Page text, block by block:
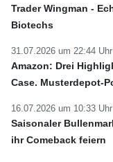
Trader Wingman -
Biotechs
31.07.2026 um 22:44 Uhr
Amazon: Drei
Case. Musterdepot-
16.07.2026 um 10:33 Uhr
Saisonaler
ihr Comeback feiern